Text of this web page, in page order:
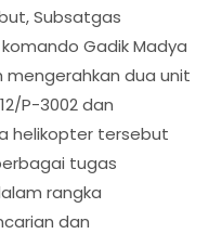
Subsatgas
Gadik Madya
mengerahkan dua unit
P-3002 dan
helikopter tersebut
tugas
rangka
dan